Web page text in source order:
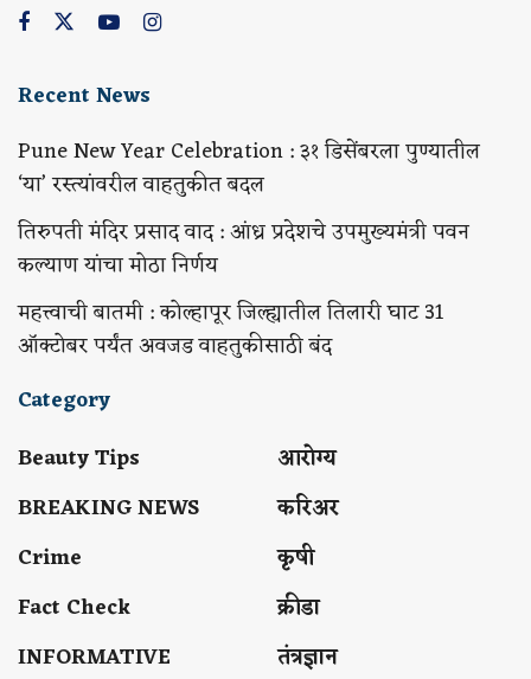
Recent News
Pune New Year Celebration : ३१ डिसेंबरला पुण्यातील
‘या’ रस्त्यांवरील वाहतुकीत बदल
तिरुपती मंदिर प्रसाद वाद : आंध्र प्रदेशचे उपमुख्यमंत्री पवन
कल्याण यांचा मोठा निर्णय
महत्त्वाची बातमी : कोल्हापूर जिल्ह्यातील तिलारी घाट 31
ऑक्टोबर पर्यंत अवजड वाहतुकीसाठी बंद
Category
Beauty Tips
BREAKING NEWS
Crime
Fact Check
INFORMATIVE
आरोग्य
करिअर
कृषी
क्रीडा
तंत्रज्ञान